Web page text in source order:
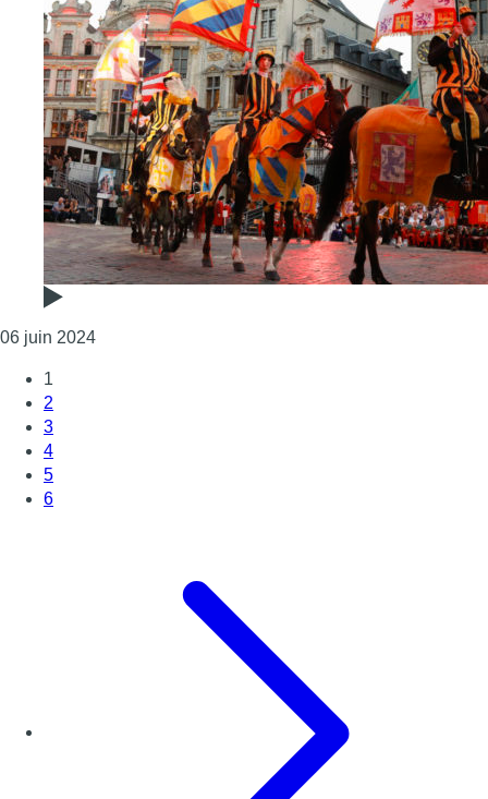
06 juin 2024Consulter l'article "L’Ommegang revient du 3 au
1
2
3
4
5
6